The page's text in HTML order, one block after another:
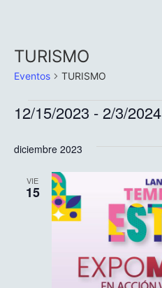
TURISMO
Eventos TURISMO
12/15/2023 - 2/3/2024
fecha.
diciembre 2023
VIE
15